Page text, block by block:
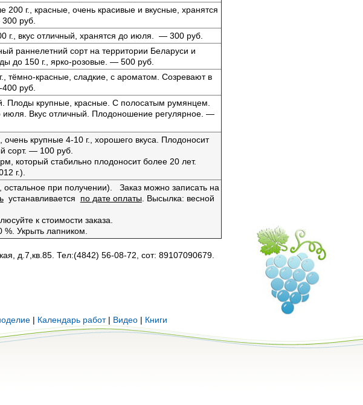
200 г., красные, очень красивые и вкусные, хранятся
руб.
г., вкус отличный, хранятся до июля. — 300 руб.
раннелетний сорт на территории Беларуси и
до 150 г., ярко-розовые. — 500 руб.
тёмно-красные, сладкие, с ароматом. Созревают в
руб.
Плоды крупные, красные. С полосатым румянцем.
июля. Вкус отличный. Плодоношение регулярное. —
крупные 4-10 г., хорошего вкуса. Плодоносит
сорт. — 100 руб.
который стабильно плодоносит более 20 лет.
г.).
остальное при получении). Заказ можно записать на
устанавливается по дате оплаты. Высылка: весной
к стоимости заказа.
Укрыть лапником.
д.7,кв.85. Тел:(4842) 56-08-72, сот: 89107090679.
| Календарь работ| Видео | Книги